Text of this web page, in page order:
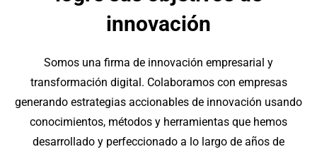
innovación
Somos una firma de innovación empresarial y
transformación digital. Colaboramos con empresas
generando estrategias accionables de innovación usando
conocimientos, métodos y herramientas que hemos
desarrollado y perfeccionado a lo largo de años de